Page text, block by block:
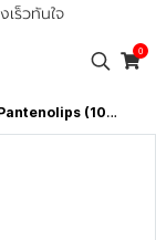
เร็วทันใจ
0
เมดิฮีล ลิปบาล์มเนื้อครีม